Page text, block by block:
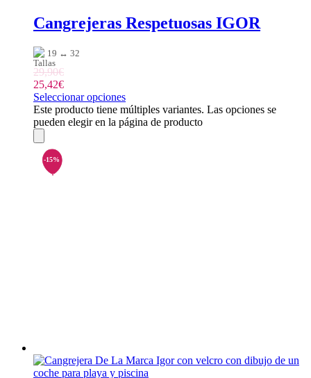
Cangrejeras Respetuosas IGOR
19 ↔ 32
29,90€
25,42€
Seleccionar opciones
Este producto tiene múltiples variantes. Las opciones se
pueden elegir en la página de producto